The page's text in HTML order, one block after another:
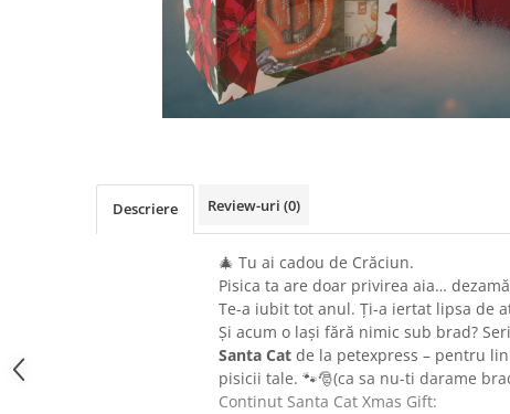
NISIP & ASTERNUT IGIENIC
Donatii hrana
petexpress PLUS+
Descriere Review-uri (0)
🎄 Tu ai cadou de Crăciun.
Pisica ta are doar privirea aia…
Te-a iubit tot anul. Ți-a iertat lipsa de
Și acum o lași fără nimic sub brad?
Santa Cat de la petexpress – pentru
pisicii tale. 🐾🎅(ca sa nu-ti darame
​​​​​​Continut Santa Cat Xmas Gift: